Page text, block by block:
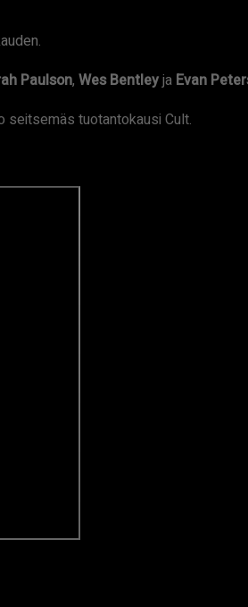
Paulson, Wes Bentleyja Evan
seitsemäs tuotantokausi Cult.